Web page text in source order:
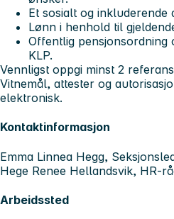
Et sosialt og inkluderende
Lønn i henhold til
Offentlig pensjonsordning
KLP.
Vennligst oppgi minst 2
Vitnemål, attester og
elektronisk.
Kontaktinformasjon
Emma Linnea Hegg,
Hege Renee Hellandsvik, HR-
Arbeidssted